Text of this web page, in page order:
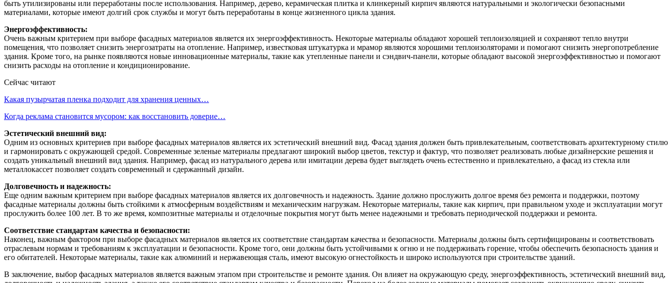
быть утилизированы или переработаны после использования. Например, дерево, керамическая плитка и клинкерный кирпич являются натуральными и экологически безопасными
материалами, которые имеют долгий срок службы и могут быть переработаны в конце жизненного цикла здания.
Энергоэффективность:
Очень важным критерием при выборе фасадных материалов является их энергоэффективность. Некоторые материалы обладают хорошей теплоизоляцией и сохраняют тепло внутри
помещения, что позволяет снизить энергозатраты на отопление. Например, известковая штукатурка и мрамор являются хорошими теплоизоляторами и помогают снизить энергопотребление
здания. Кроме того, на рынке появляются новые инновационные материалы, такие как утепленные панели и сэндвич-панели, которые обладают высокой энергоэффективностью и помогают
снизить расходы на отопление и кондиционирование.
Сейчас читают
Какая пузырчатая пленка подходит для хранения ценных…
Когда реклама становится мусором: как восстановить доверие…
Эстетический внешний вид:
Одним из основных критериев при выборе фасадных материалов является их эстетический внешний вид. Фасад здания должен быть привлекательным, соответствовать архитектурному стилю
и гармонировать с окружающей средой. Современные зеленые материалы предлагают широкий выбор цветов, текстур и фактур, что позволяет реализовать любые дизайнерские решения и
создать уникальный внешний вид здания. Например, фасад из натурального дерева или имитации дерева будет выглядеть очень естественно и привлекательно, а фасад из стекла или
металлокассет позволяет создать современный и сдержанный дизайн.
Долговечность и надежность:
Еще одним важным критерием при выборе фасадных материалов является их долговечность и надежность. Здание должно прослужить долгое время без ремонта и поддержки, поэтому
фасадные материалы должны быть стойкими к атмосферным воздействиям и механическим нагрузкам. Некоторые материалы, такие как кирпич, при правильном уходе и эксплуатации могут
прослужить более 100 лет. В то же время, композитные материалы и отделочные покрытия могут быть менее надежными и требовать периодической поддержки и ремонта.
Соответствие стандартам качества и безопасности:
Наконец, важным фактором при выборе фасадных материалов является их соответствие стандартам качества и безопасности. Материалы должны быть сертифицированы и соответствовать
отраслевым нормам и требованиям к эксплуатации и безопасности. Кроме того, они должны быть устойчивыми к огню и не поддерживать горение, чтобы обеспечить безопасность здания и
его обитателей. Некоторые материалы, такие как алюминий и нержавеющая сталь, имеют высокую огнестойкость и широко используются при строительстве зданий.
В заключение, выбор фасадных материалов является важным этапом при строительстве и ремонте здания. Он влияет на окружающую среду, энергоэффективность, эстетический внешний вид,